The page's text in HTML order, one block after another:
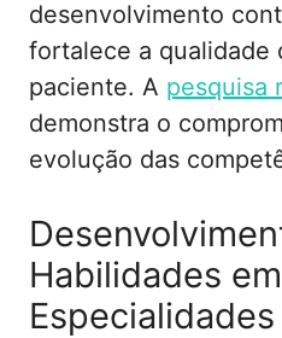
desenvolvimento
fortalece a qualidade
paciente. A pesquisa
demonstra o
evolução das
Habilidades
Especialidades